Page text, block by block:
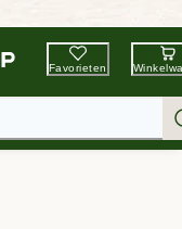
& Dier
Favorieten